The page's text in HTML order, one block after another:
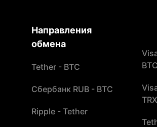
Направления
обмена
Tether - BTC
Сбербанк RUB - BTC
Ripple - Tether
BTC
TRX